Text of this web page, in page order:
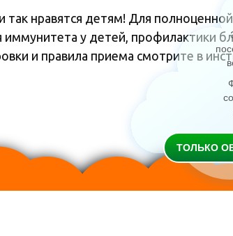
нравятся детям! Для
у детей, профилактики
и правила приема смотрите в
ТОЛЬКО